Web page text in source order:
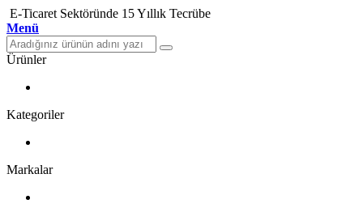
E-Ticaret Sektöründe 15 Yıllık Tecrübe
Menü
Ürünler
Kategoriler
Markalar